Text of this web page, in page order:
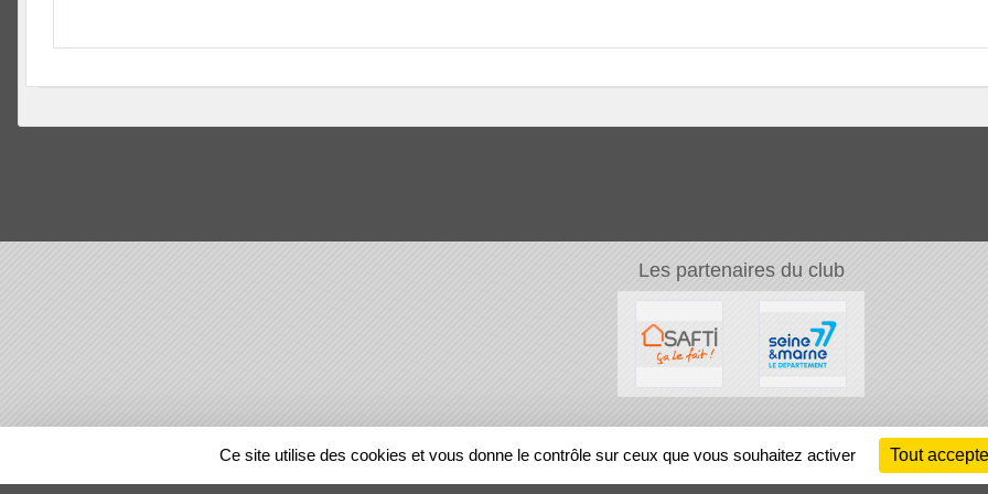
Les partenaires du club
REGIONS
Ce site utilise des cookies et vous donne le contrôle sur ceux que vous souhaitez activer Tout